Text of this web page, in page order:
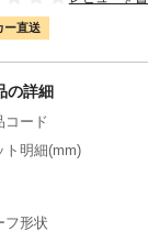
ー直送
の詳細
コード
ト明細(mm)
フ形状